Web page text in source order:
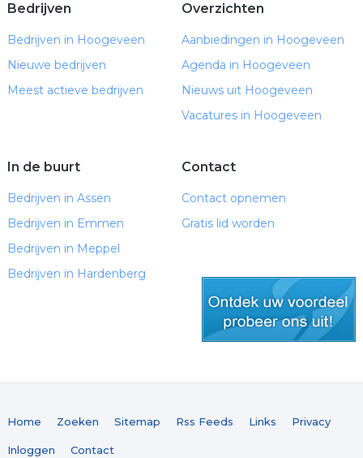
Bedrijven
Bedrijven in Hoogeveen
Nieuwe bedrijven
Meest actieve bedrijven
Overzichten
Aanbiedingen in Hoogeveen
Agenda in Hoogeveen
Nieuws uit Hoogeveen
Vacatures in Hoogeveen
In de buurt
Bedrijven in Assen
Bedrijven in Emmen
Bedrijven in Meppel
Bedrijven in Hardenberg
Contact
Contact opnemen
Gratis lid worden
Home Zoeken Sitemap Rss Feeds Links Privacy
Inloggen Contact